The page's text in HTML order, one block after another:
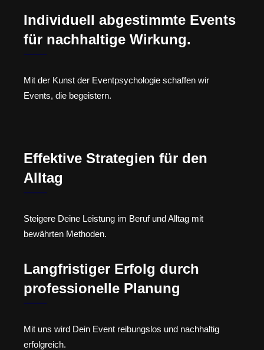
Individuell abgestimmte Events
für nachhaltige Wirkung.
Mit der Kunst der Eventpsychologie schaffen wir
Events, die begeistern.
Effektive Strategien für den
Alltag
Steigere Deine Leistung im Beruf und Alltag mit
bewährten Methoden.
Langfristiger Erfolg durch
professionelle Planung
Mit uns wird Dein Event reibungslos und nachhaltig
erfolgreich.